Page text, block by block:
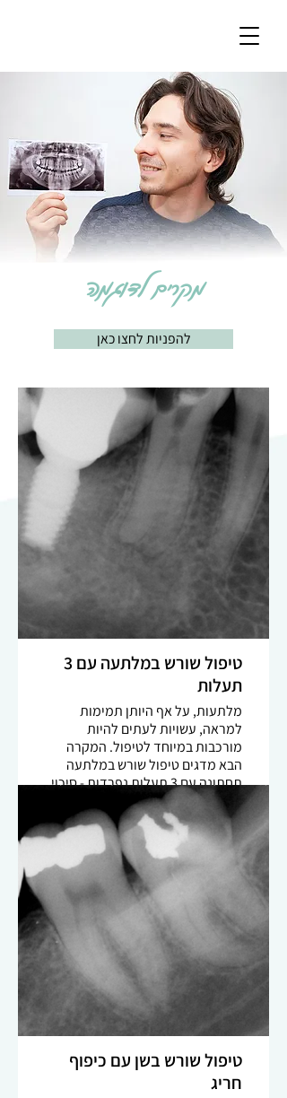
מקרים לדוגמה
להפניות לחצו כאן
טיפול שורש במלתעה עם 3
תעלות
מלתעות, על אף היותן תמימות
למראה, עשויות לעתים להיות
מורכבות במיוחד לטיפול. המקרה
הבא מדגים טיפול שורש במלתעה
תחתונה עם 3 תעלות נפרדות - סיכוי
של פחות מ-3%. בצילום האבחנתי
ניתן להתרשם מפיצול למספר תעלות
אשר אינן נראות בבירור. מקרה שכזה
מחייב מיומנות גבוהה, ידע אודות
אנטומיית השן וכמובן שימוש
במיקרוסקופ, תאורה נאותה ומכשור
מתאים על מנת לאתר כל מפתחי
התעלות. הרחבה באמצעות פוצרים
ממונעים גמישים ואיטום באמצעות
סילר ביוקרמי מבטיחים תוצאה
מיטבית.
טיפול שורש בשן עם כיפוף
חריג